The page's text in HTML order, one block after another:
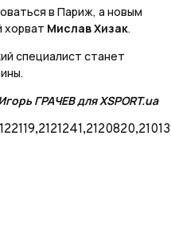
в Париж, а новым
хорват Мислав Хизак.
специалист станет
ГРАЧЕВ для XSPORT.ua